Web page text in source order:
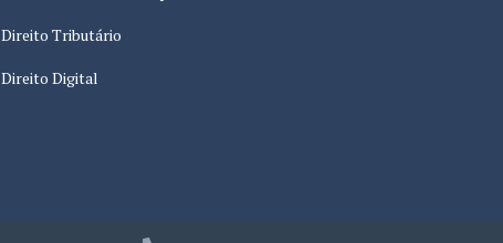
Direito Tributário
Direito Digital